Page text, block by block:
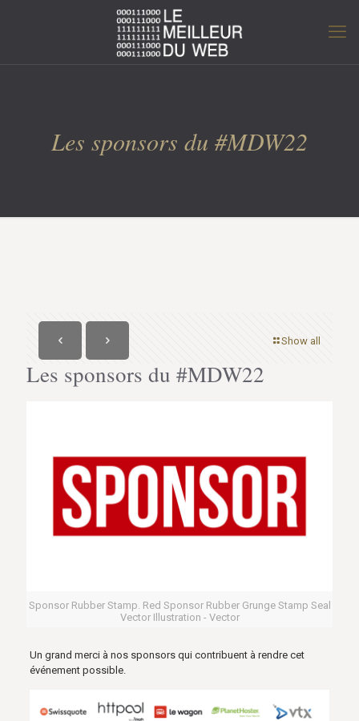
Les sponsors du #MDW22
Show all
Les sponsors du #MDW22
Sponsor Rubber Stamp. Red Sponsor Rubber Grunge Stamp Seal
Vector Illustration - Vector
Un grand merci à nos sponsors qui contribuent à rendre cet
événement possible.